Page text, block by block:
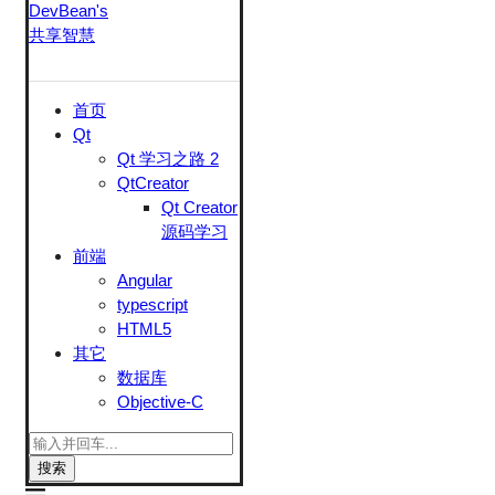
DevBean's
共享智慧
首页
Qt
Qt 学习之路 2
QtCreator
Qt Creator
源码学习
前端
Angular
typescript
HTML5
其它
数据库
Objective-C
搜索